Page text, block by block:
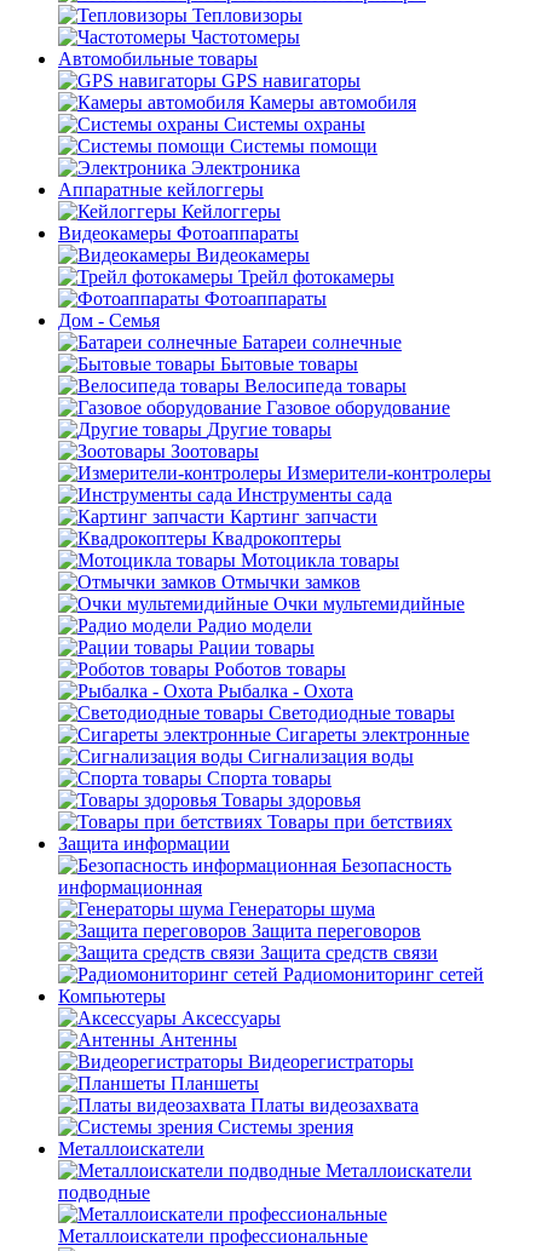
Тепловизоры
Частотомеры
Автомобильные товары
GPS навигаторы
Камеры автомобиля
Системы охраны
Системы помощи
Электроника
Аппаратные кейлоггеры
Кейлоггеры
Видеокамеры Фотоаппараты
Видеокамеры
Трейл фотокамеры
Фотоаппараты
Дом - Семья
Батареи солнечные
Бытовые товары
Велосипеда товары
Газовое оборудование
Другие товары
Зоотовары
Измерители-контролеры
Инструменты сада
Картинг запчасти
Квадрокоптеры
Мотоцикла товары
Отмычки замков
Очки мультемидийные
Радио модели
Рации товары
Роботов товары
Рыбалка - Охота
Светодиодные товары
Сигареты электронные
Сигнализация воды
Спорта товары
Товары здоровья
Товары при бетствиях
Защита информации
Безопасность
информационная
Генераторы шума
Защита переговоров
Защита средств связи
Радиомониторинг сетей
Компьютеры
Аксессуары
Антенны
Видеорегистраторы
Планшеты
Платы видеозахвата
Системы зрения
Металлоискатели
Металлоискатели
подводные
Металлоискатели профессиональные